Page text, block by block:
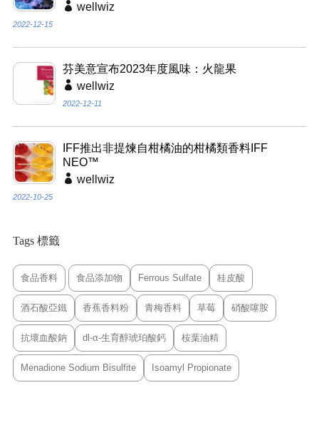
wellwiz
2022-12-15
芬美意宣布2023年度風味：火龍果
wellwiz
2022-12-11
IFF推出非提煉自柑橘油的柑橘類香料IFF
NEO™
wellwiz
2022-10-25
Tags 標籤
食品香料 食品添加物 Ferrous Sulfate 桂皮酸
酒石酸亞鐵 香蕉香料粉 青梅香料 草莓 硝酸噻胺
抗壞血酸鈉 dl-α-生育醇琥珀酸鈣 桉葉油精
Menadione Sodium Bisulfite Isoamyl Propionate